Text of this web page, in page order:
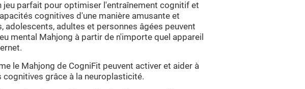
jeu parfait pour optimiser l'entraînement cognitif et
cognitives d'une manière amusante et
adolescents, adultes et personnes âgées peuvent
mental Mahjong à partir de n'importe quel appareil
le Mahjong de CogniFit peuvent activer et aider à
grâce à la neuroplasticité.